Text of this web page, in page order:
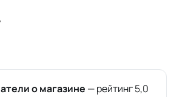
о магазине — рейтинг 5,0